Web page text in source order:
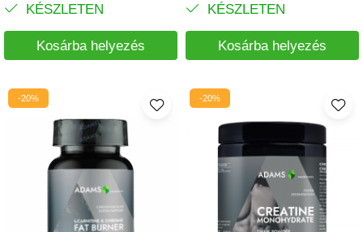
Fehérjeszeletek
Menopauza
Máj- és epe
Májvédő
Méregtelenítés
Okulárok
Pajzsmirigy
KÉSZLETEN
Kosárba helyezés
KÉSZLETEN
Kosárba helyezés
-20% -20%